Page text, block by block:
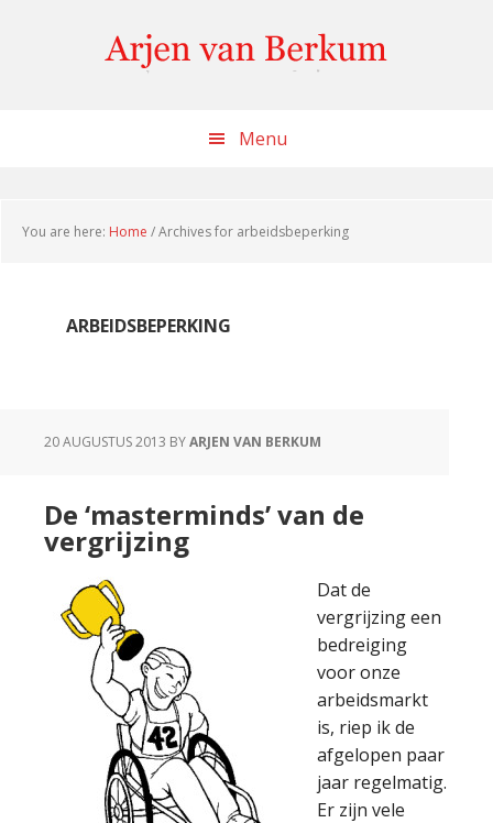
Menu
You are here: Home /Archives for arbeidsbeperking
ARBEIDSBEPERKING
20 AUGUSTUS 2013 BYARJEN VAN BERKUM
De ‘masterminds’ van de
vergrijzing
Dat de
vergrijzing een
bedreiging
voor onze
arbeidsmarkt
is, riep ik de
afgelopen paar
jaar regelmatig.
Er zijn vele